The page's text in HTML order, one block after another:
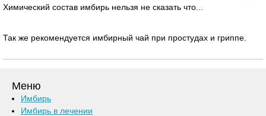
Химический состав имбирь нельзя не сказать что...
Так же рекомендуется имбирный чай при простудах и гриппе.
Меню
Имбирь
Имбирь в лечении